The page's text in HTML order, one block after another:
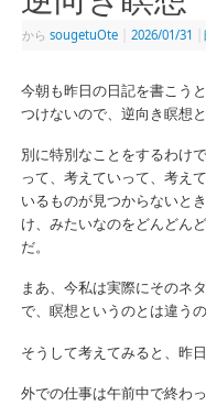
から sougetuOte 2026/01/31
今朝も昨日の日記を書こう
つけないので、逆向き瞑想
別に特別なことをするわけ
って、考えていって、考え
いるものが見つからないと
け、みたいなのをどんどん
だ。
まあ、今私は実際にそのネ
で、瞑想というのとは違う
そうして考えてみると、昨
外での仕事は午前中で終わ